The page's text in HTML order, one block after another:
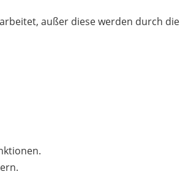
außer diese werden durch